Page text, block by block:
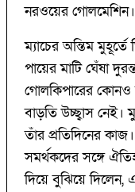
নরওয়ের গোলমেশিন।
ম্যাচের অন্তিম
পায়ের মাটি ঘেঁষা
গোলকিপারের
বাড়তি উচ্ছ্বাস নেই।
তাঁর প্রতিদিনের
সমর্থকদের সঙ্গে
দিয়ে বুঝিয়ে